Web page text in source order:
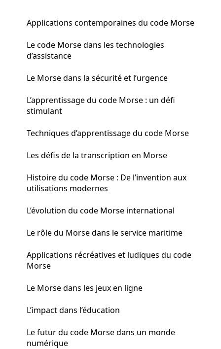
Applications contemporaines du code Morse
Le code Morse dans les technologies
d’assistance
Le Morse dans la sécurité et l’urgence
L’apprentissage du code Morse : un défi
stimulant
Techniques d’apprentissage du code Morse
Les défis de la transcription en Morse
Histoire du code Morse : De l’invention aux
utilisations modernes
L’évolution du code Morse international
Le rôle du Morse dans le service maritime
Applications récréatives et ludiques du code
Morse
Le Morse dans les jeux en ligne
L’impact dans l’éducation
Le futur du code Morse dans un monde
numérique